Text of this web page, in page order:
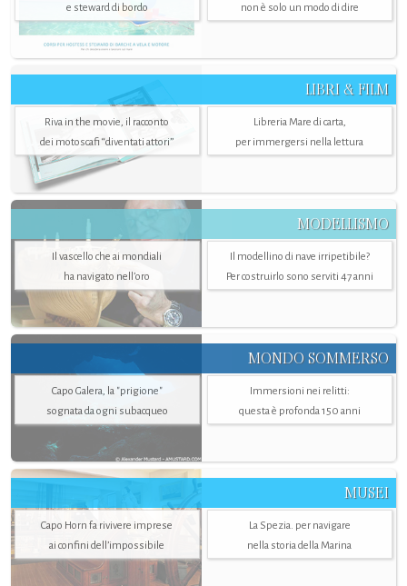
e steward di bordo
non è solo un modo di dire
LIBRI & FILM
Riva in the movie, il racconto
dei motoscafi “diventati attori”
Libreria Mare di carta,
per immergersi nella lettura
MODELLISMO
Il vascello che ai mondiali
ha navigato nell’oro
Il modellino di nave irripetibile?
Per costruirlo sono serviti 47 anni
MONDO SOMMERSO
Capo Galera, la "prigione"
sognata da ogni subacqueo
Immersioni nei relitti:
questa è profonda 150 anni
MUSEI
Capo Horn fa rivivere imprese
ai confini dell’impossibile
La Spezia. per navigare
nella storia della Marina